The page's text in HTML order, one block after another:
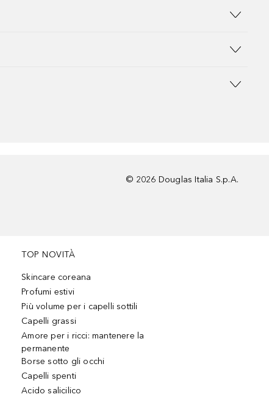
© 2026 Douglas Italia S.p.A.
TOP NOVITÀ
Skincare coreana
Profumi estivi
Più volume per i capelli sottili
Capelli grassi
Amore per i ricci: mantenere la
permanente
Borse sotto gli occhi
Capelli spenti
Acido salicilico